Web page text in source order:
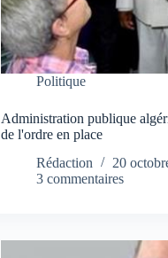
Politique
Administration publique
de l'ordre en place
Rédaction
20
3 commentaires